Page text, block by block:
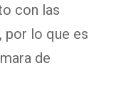
con las
por lo que es
de